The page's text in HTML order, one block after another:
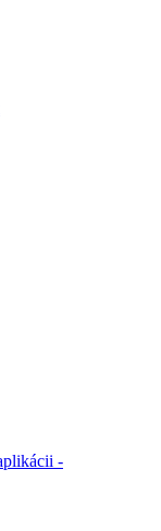
-